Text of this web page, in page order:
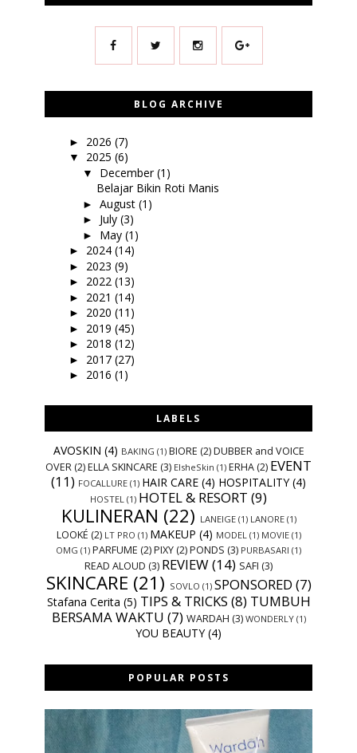
BLOG ARCHIVE
► 2026(7)
▼ 2025(6)
▼ December(1)
Belajar Bikin Roti Manis
►August(1)
► July(3)
► May(1)
► 2024(14)
► 2023(9)
► 2022(13)
► 2021(14)
► 2020(11)
► 2019(45)
► 2018(12)
► 2017(27)
► 2016(1)
LABELS
AVOSKIN (4) BAKING (1) BIORE (2) DUBBER and VOICE
OVER (2)ELLA SKINCARE (3) ElsheSkin (1) ERHA (2) EVENT
(11) FOCALLURE (1) HAIR CARE (4) HOSPITALITY (4)
HOSTEL (1) HOTEL & RESORT (9)
KULINERAN (22) LANEIGE (1) LANORE (1)
LOOKÉ (2) LT PRO (1) MAKEUP (4) MODEL (1) MOVIE (1)
OMG (1) PARFUME (2)PIXY (2)PONDS (3) PURBASARI (1)
READ ALOUD (3) REVIEW(14) SAFI (3)
SKINCARE (21) SOVLO (1) SPONSORED (7)
Stafana Cerita (5) TIPS & TRICKS (8) TUMBUH
BERSAMA WAKTU (7) WARDAH (3) WONDERLY (1)
YOU BEAUTY (4)
POPULAR POSTS